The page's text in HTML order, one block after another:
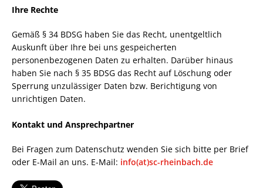
Ihre Rechte
Gemäß § 34 BDSG haben Sie das Recht, unentgeltlich
Auskunft über Ihre bei uns gespeicherten
personenbezogenen Daten zu erhalten. Darüber hinaus
haben Sie nach § 35 BDSG das Recht auf Löschung oder
Sperrung unzulässiger Daten bzw. Berichtigung von
unrichtigen Daten.
Kontakt und Ansprechpartner
Bei Fragen zum Datenschutz wenden Sie sich bitte per Brief
oder E-Mail an uns. E-Mail: info(at)sc-rheinbach.de